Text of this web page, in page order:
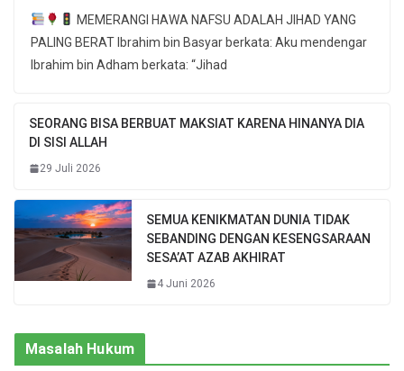
MEMERANGI HAWA NAFSU ADALAH JIHAD YANG
PALING BERAT Ibrahim bin Basyar berkata: Aku mendengar
Ibrahim bin Adham berkata: “Jihad
SEORANG BISA BERBUAT MAKSIAT KARENA HINANYA DIA
DI SISI ALLAH
29 Juli 2026
SEMUA KENIKMATAN DUNIA TIDAK
SEBANDING DENGAN KESENGSARAAN
SESA’AT AZAB AKHIRAT
4 Juni 2026
Masalah Hukum